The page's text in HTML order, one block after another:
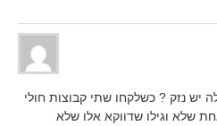
נזק ? כשלקחו שתי קבוצות חולי
שלא וגילו שדווקא אלו שלא